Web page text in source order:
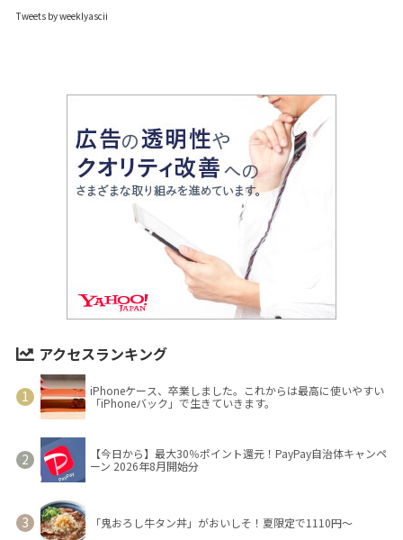
Tweets by weeklyascii
アクセスランキング
iPhoneケース、卒業しました。これからは最高に使いやすい
「iPhoneバック」で生きていきます。
【今日から】最大30％ポイント還元！PayPay自治体キャンペ
ーン 2026年8月開始分
「鬼おろし牛タン丼」がおいしそ！夏限定で1110円～